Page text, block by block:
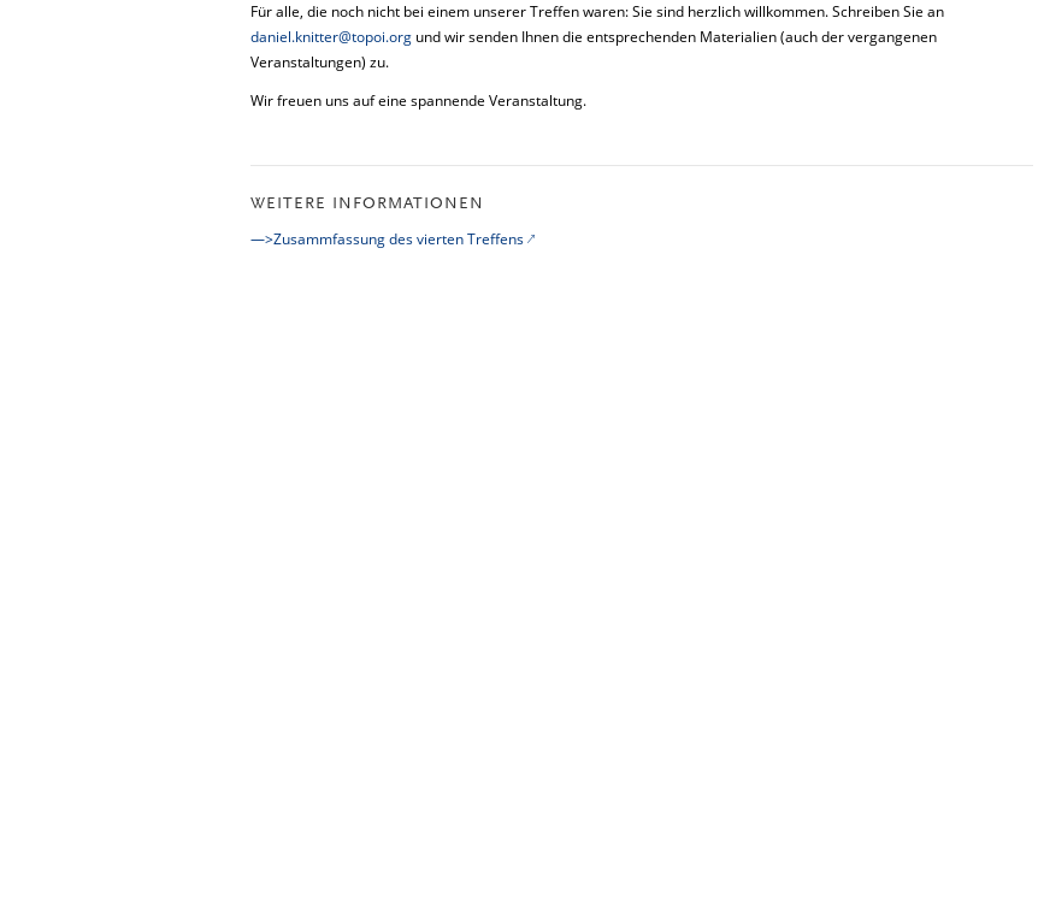
Für alle, die noch nicht bei einem unserer Treffen waren: Sie sind herzlich willkommen. Schreiben Sie an
daniel.knitter@topoi.org und wir senden Ihnen die entsprechenden Materialien (auch der vergangenen
Veranstaltungen) zu.
Wir freuen uns auf eine spannende Veranstaltung.
WEITERE INFORMATIONEN
—>Zusammfassung des vierten Treffens